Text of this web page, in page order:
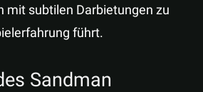
mit subtilen Darbietungen zu
führt.
Sandman